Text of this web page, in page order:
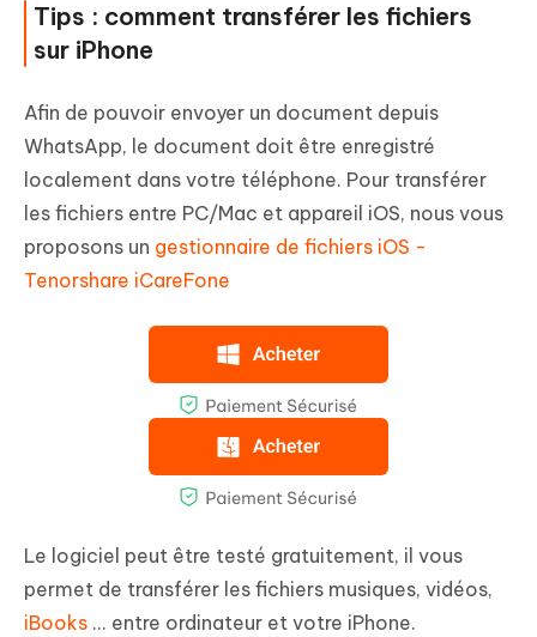
Tips : comment transférer les fichiers
sur iPhone
Afin de pouvoir envoyer un document depuis
WhatsApp, le document doit être enregistré
localement dans votre téléphone. Pour transférer
les fichiers entre PC/Mac et appareil iOS, nous vous
proposons un gestionnaire de fichiers iOS -
Tenorshare iCareFone
Le logiciel peut être testé gratuitement, il vous
permet de transférer les fichiers musiques, vidéos,
iBooks ... entre ordinateur et votre iPhone.